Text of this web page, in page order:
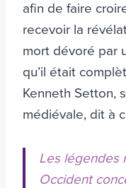
afin de faire
recevoir la
mort dévoré par
qu’il était
Kenneth Setton,
médiévale, dit à
Les légendes
Occident